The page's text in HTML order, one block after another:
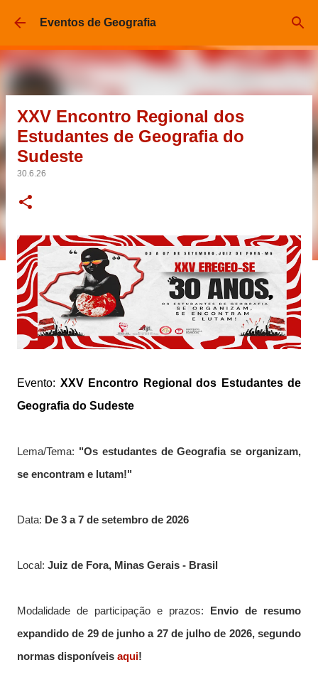
Pular para o conteúdo principal
Eventos de Geografia
XXV Encontro Regional dos
Estudantes de Geografia do
Sudeste
30.6.26
Evento: XXV Encontro Regional dos Estudantes de
Geografia do Sudeste
Lema/Tema: "Os estudantes de Geografia se organizam,
se encontram e lutam!"
Data: De 3 a 7 de setembro de 2026
Local: Juiz de Fora, Minas Gerais - Brasil
Modalidade de participação e prazos:
Envio de resumo
expandido de 29 de junho a 27 de julho de 2026, segundo
normas disponíveis aqui!